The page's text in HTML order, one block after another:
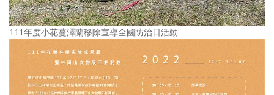
111年度小花蔓澤蘭移除宣導全國防治日活動